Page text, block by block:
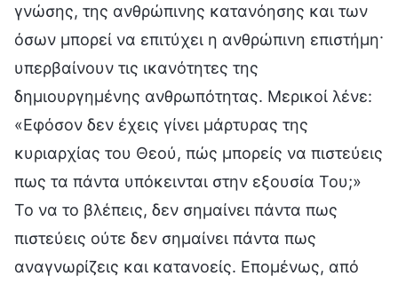
γνώσης, της ανθρώπινης κατανόησης και των
όσων μπορεί να επιτύχει η ανθρώπινη επιστήμη·
υπερβαίνουν τις ικανότητες της
δημιουργημένης ανθρωπότητας. Μερικοί λένε:
«Εφόσον δεν έχεις γίνει μάρτυρας της
κυριαρχίας του Θεού, πώς μπορείς να πιστεύεις
πως τα πάντα υπόκεινται στην εξουσία Του;»
Το να το βλέπεις, δεν σημαίνει πάντα πως
πιστεύεις ούτε δεν σημαίνει πάντα πως
αναγνωρίζεις και κατανοείς. Επομένως, από